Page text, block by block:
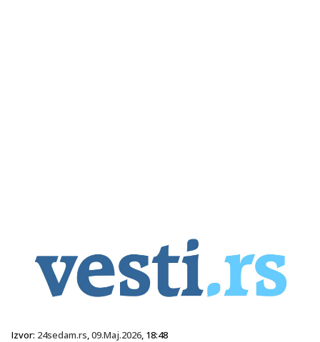
Izvor: 24sedam.rs,09.Maj.2026, 18:48